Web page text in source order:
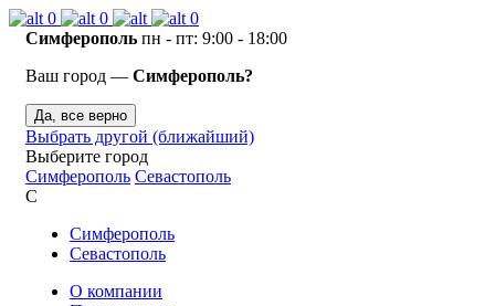
0 0
0
Симферополь пн - пт: 9:00 - 18:00
Ваш город — Симферополь?
Да, все верно
Выбрать другой (ближайший)
Выберите город
Симферополь Севастополь
С
Симферополь
Севастополь
О компании